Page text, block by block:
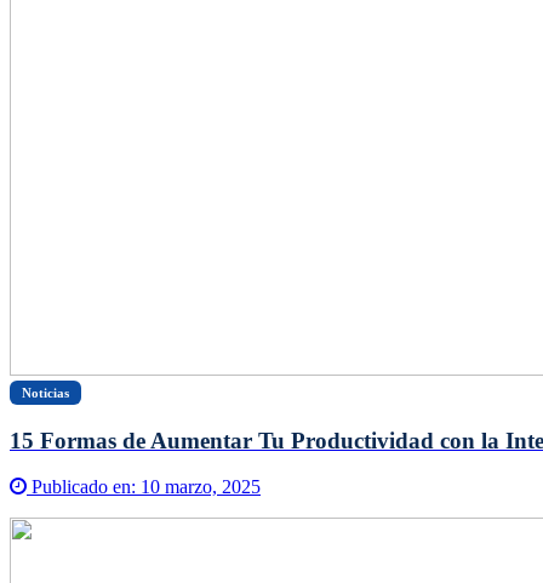
Noticias
15 Formas de Aumentar Tu Productividad con la
Publicado en: 10 marzo, 2025